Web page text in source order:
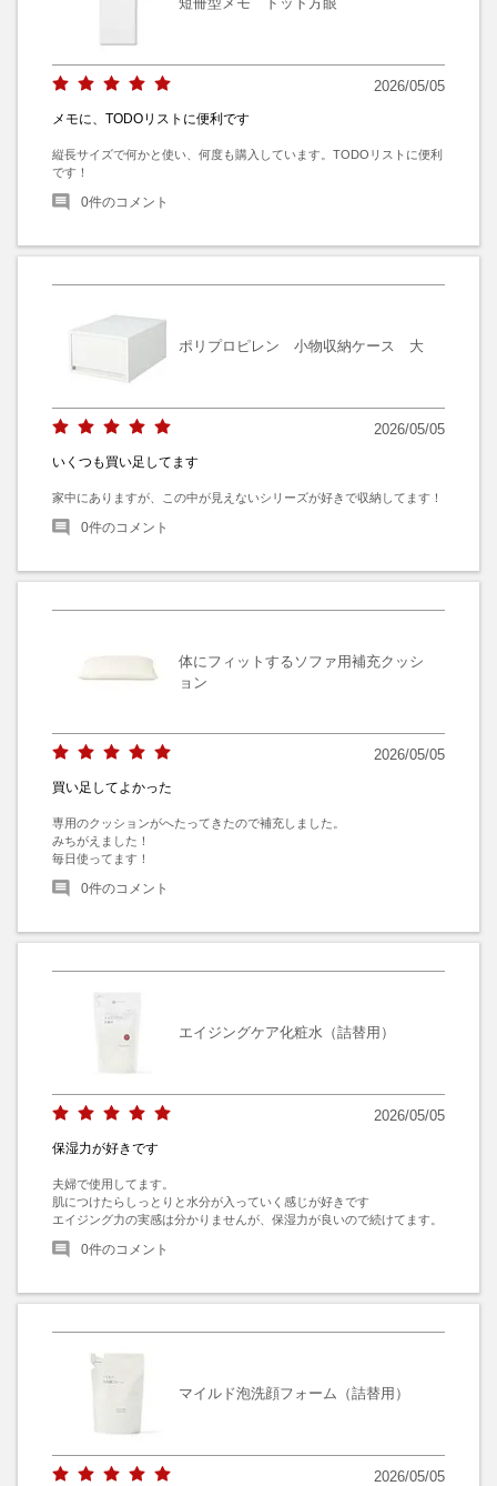
2026/05/05
メモに、TODOリストに便利です
縦長サイズで何かと使い、何度も購入しています。TODOリストに便利
です！
0件のコメント
ポリプロピレン 小物収納ケース 大
2026/05/05
いくつも買い足してます
家中にありますが、この中が見えないシリーズが好きで収納してます！
0件のコメント
体にフィットするソファ用補充クッシ
ョン
2026/05/05
買い足してよかった
専用のクッションがへたってきたので補充しました。
みちがえました！
毎日使ってます！
0件のコメント
エイジングケア化粧水（詰替用）
2026/05/05
保湿力が好きです
夫婦で使用してます。
肌につけたらしっとりと水分が入っていく感じが好きです
エイジング力の実感は分かりませんが、保湿力が良いので続けてます。
0件のコメント
マイルド泡洗顔フォーム（詰替用）
2026/05/05